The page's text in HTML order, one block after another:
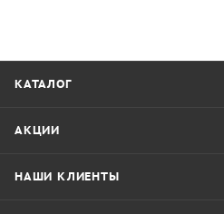
КАТАЛОГ
АКЦИИ
НАШИ КЛИЕНТЫ